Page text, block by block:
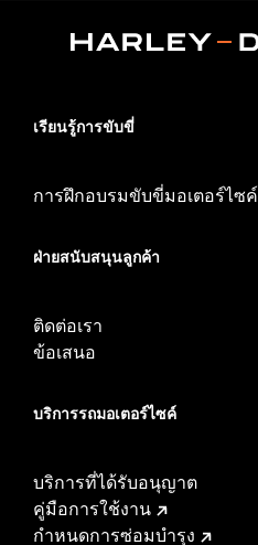
เรียนรู้การขับขี่
การฝึกอบรมขับขี่มอเตอร์ไซค์
ฝ่ายสนับสนุนลูกค้า
ติดต่อเรา
ข้อเสนอ
บริการรถมอเตอร์ไซค์​
บริการที่ได้รับอนุญาต
คู่มือการใช้งาน
กำหนดการซ่อมบำรุง